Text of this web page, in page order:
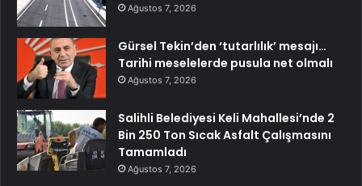
Ağustos 7, 2026
Gürsel Tekin’den ‘tutarlılık’ mesajı…
Tarihi meselelerde pusula net olmalı
Ağustos 7, 2026
Salihli Belediyesi Keli Mahallesi’nde 2
Bin 250 Ton Sıcak Asfalt Çalışmasını
Tamamladı
Ağustos 7, 2026